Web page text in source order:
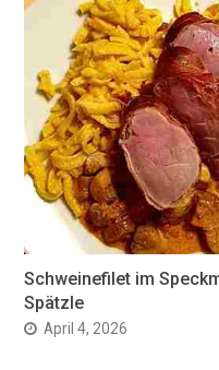
Schweinefilet im
Spätzle
April 4, 2026